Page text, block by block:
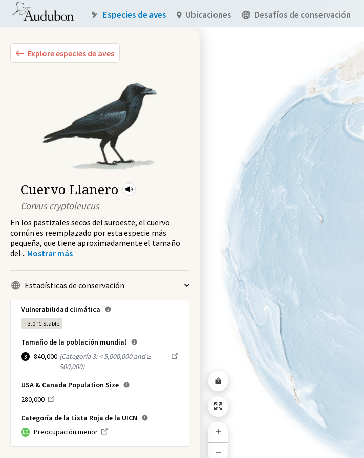
Explore especies de aves
Cuervo Llanero
Corvus cryptoleucus
En los pastizales secos del suroeste, el cuervo
común es reemplazado por esta especie más
pequeña, que tiene aproximadamente el tamaño
del... Mostrar más
Estadísticas de conservación
Vulnerabilidad climática
+3.0 °CStable
Tamaño de la población mundial
3 840,000 (Categoría 3: < 5,000,000 and ≥
500,000)
USA & Canada Population Size
280,000
Categoría de la Lista Roja de la UICN
LC Preocupación menor
Especies de aves Ubicaciones Desafíos de conservación